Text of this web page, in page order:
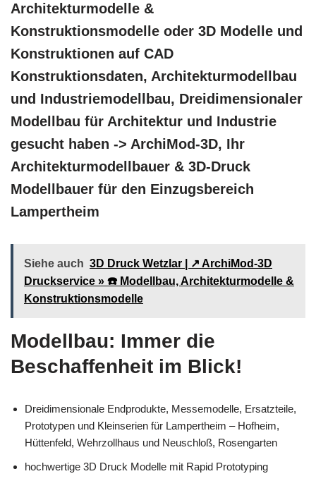
Architekturmodelle &
Konstruktionsmodelle oder 3D Modelle und
Konstruktionen auf CAD
Konstruktionsdaten, Architekturmodellbau
und Industriemodellbau, Dreidimensionaler
Modellbau für Architektur und Industrie
gesucht haben -> ArchiMod-3D, Ihr
Architekturmodellbauer & 3D-Druck
Modellbauer für den Einzugsbereich
Lampertheim
Siehe auch 3D Druck Wetzlar | ↗️ ArchiMod-3D
Druckservice » ☎️ Modellbau, Architekturmodelle &
Konstruktionsmodelle
Modellbau: Immer die
Beschaffenheit im Blick!
Dreidimensionale Endprodukte, Messemodelle, Ersatzteile,
Prototypen und Kleinserien für Lampertheim – Hofheim,
Hüttenfeld, Wehrzollhaus und Neuschloß, Rosengarten
hochwertige 3D Druck Modelle mit Rapid Prototyping